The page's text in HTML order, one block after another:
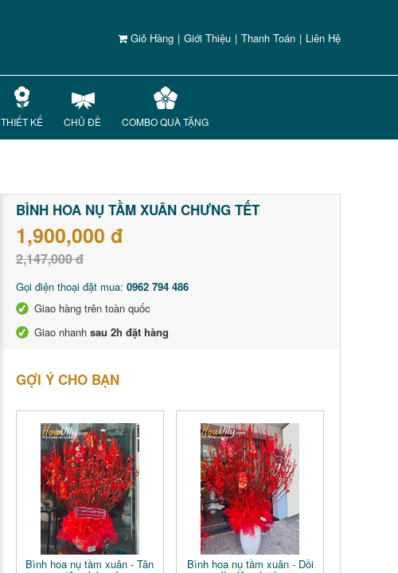
Giỏ Hàng | Giới Thiệu | Thanh Toán | Liên Hệ
THIẾT KẾ CHỦ ĐỀ COMBO QUÀ TẶNG
BÌNH HOA NỤ TẦM XUÂN CHƯNG TẾT
1,900,000 đ
2,147,000 đ
Gọi điện thoại đặt mua: 0962 794 486
Giao hàng trên toàn quốc
Giao nhanh sau 2h đặt hàng
GỢI Ý CHO BẠN
Bình hoa nụ tầm xuân - Tân Bình hoa nụ tầm xuân - Dồi